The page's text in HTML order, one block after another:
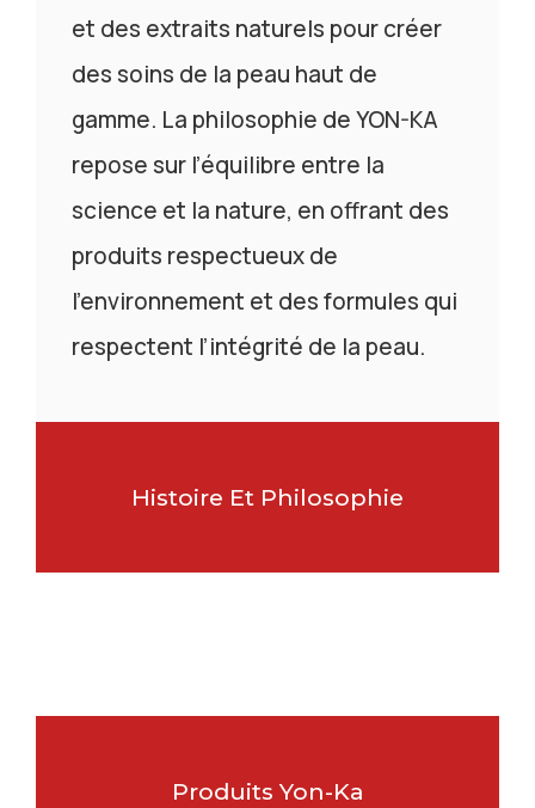
et des extraits naturels pour créer
des soins de la peau haut de
gamme. La philosophie de YON-KA
repose sur l’équilibre entre la
science et la nature, en offrant des
produits respectueux de
l’environnement et des formules qui
respectent l’intégrité de la peau.
Histoire Et Philosophie
Produits Yon-Ka